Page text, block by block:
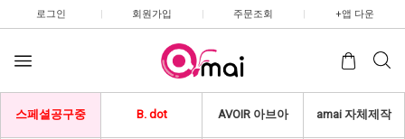
로그인 | 회원가입 | 주문조회 | +앱 다운
스페셜공구중 B. dot AVOIR 아브아 amai 자체제작